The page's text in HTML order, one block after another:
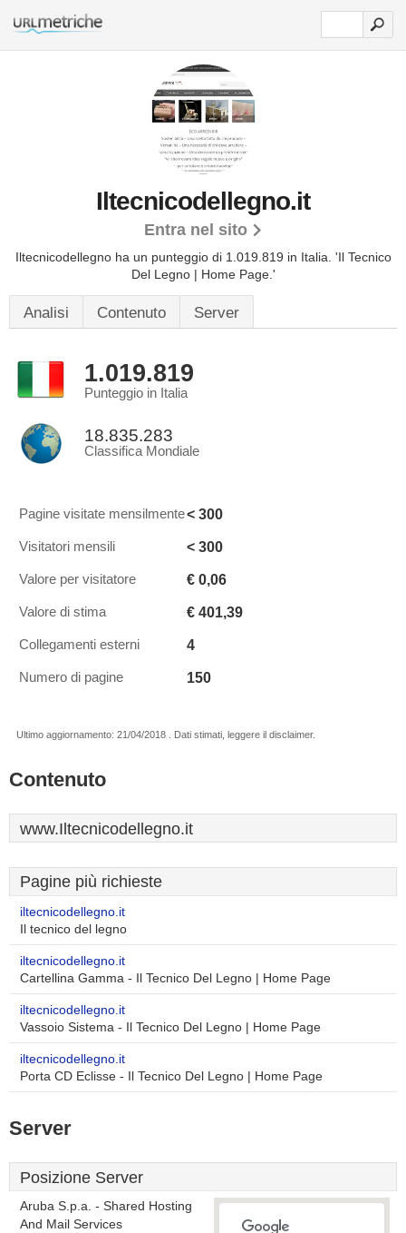
Iltecnicodellegno.it
Entra nel sito
Iltecnicodellegno ha un punteggio di 1.019.819 in Italia. 'Il Tecnico
Del Legno | Home Page.'
Analisi Contenuto Server
1.019.819
Punteggio in Italia
18.835.283
Classifica Mondiale
Pagine visitate mensilmente< 300
Visitatori mensili < 300
Valore per visitatore € 0,06
Valore di stima € 401,39
Collegamenti esterni 4
Numero di pagine 150
Ultimo aggiornamento: 21/04/2018 . Dati stimati, leggere il disclaimer.
Contenuto
www.Iltecnicodellegno.it
Pagine più richieste
iltecnicodellegno.it
Il tecnico del legno
iltecnicodellegno.it
Cartellina Gamma - Il Tecnico Del Legno | Home Page
iltecnicodellegno.it
Vassoio Sistema - Il Tecnico Del Legno | Home Page
iltecnicodellegno.it
Porta CD Eclisse - Il Tecnico Del Legno | Home Page
Server
Posizione Server
Aruba S.p.a. - Shared Hosting
And Mail Services